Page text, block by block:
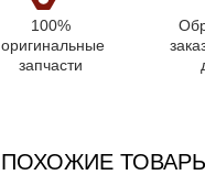
100%
оригинальные
запчасти
ПОХОЖИЕ